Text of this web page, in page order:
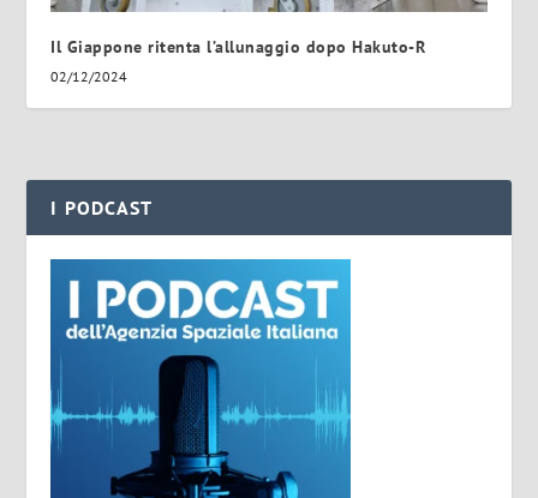
Il Giappone ritenta l’allunaggio dopo Hakuto-R
02/12/2024
I PODCAST